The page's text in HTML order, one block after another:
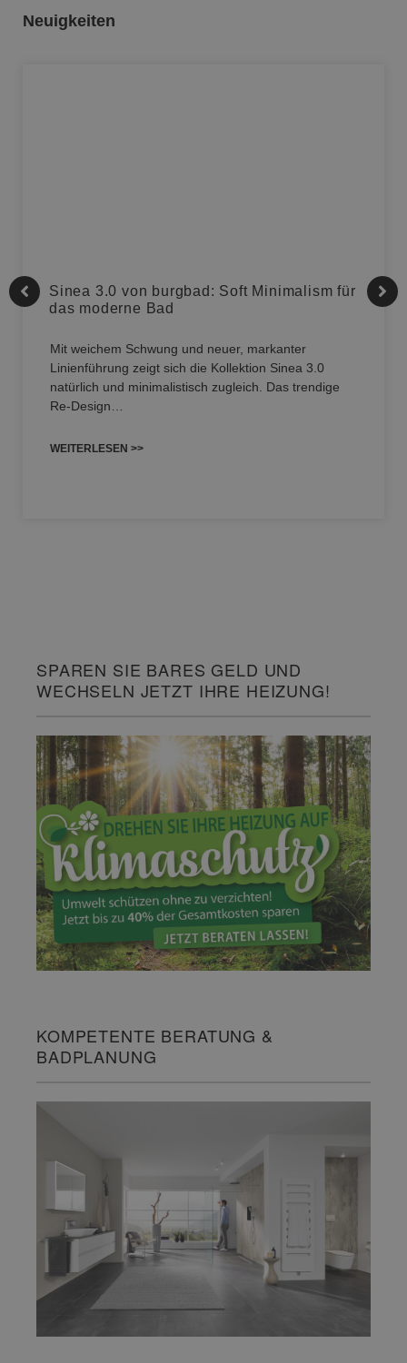
Neuigkeiten
Sinea 3.0 von burgbad: Soft Minimalism für
das moderne Bad
Mit weichem Schwung und neuer, markanter
Linienführung zeigt sich die Kollektion Sinea 3.0
natürlich und minimalistisch zugleich. Das trendige
Re-Design…
WEITERLESEN >>
SPAREN SIE BARES GELD UND
WECHSELN JETZT IHRE HEIZUNG!
KOMPETENTE BERATUNG &
BADPLANUNG